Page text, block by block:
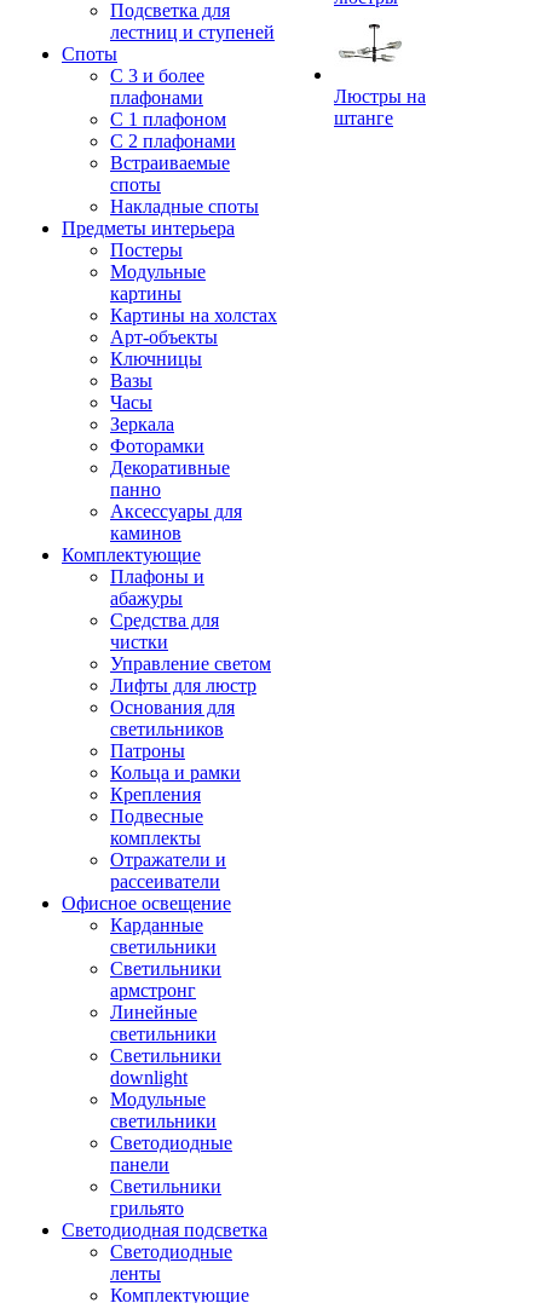
Подсветка для
лестниц и ступеней
Споты
С 3 и более
плафонами
С 1 плафоном
С 2 плафонами
Встраиваемые
споты
Накладные споты
Предметы интерьера
Постеры
Модульные
картины
Картины на холстах
Арт-объекты
Ключницы
Вазы
Часы
Зеркала
Фоторамки
Декоративные
панно
Аксессуары для
каминов
Комплектующие
Плафоны и
абажуры
Средства для
чистки
Управление светом
Лифты для люстр
Основания для
светильников
Патроны
Кольца и рамки
Крепления
Подвесные
комплекты
Отражатели и
рассеиватели
Офисное освещение
Карданные
светильники
Светильники
армстронг
Линейные
светильники
Светильники
downlight
Модульные
светильники
Светодиодные
панели
Светильники
грильято
Светодиодная подсветка
Светодиодные
ленты
Комплектующие
Люстры на
штанге